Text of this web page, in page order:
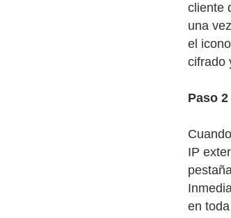
cliente
una
el
cifrado
Paso 2
IP
en